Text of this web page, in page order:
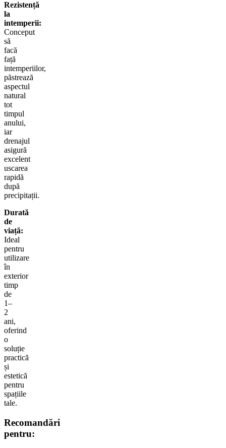
Rezistență
la
intemperii:
Conceput
să
facă
față
intemperiilor,
păstrează
aspectul
natural
tot
timpul
anului,
iar
drenajul
asigură
excelent
uscarea
rapidă
după
precipitații.
Durată
de
viață:
Ideal
pentru
utilizare
în
exterior
timp
de
1–
2
ani,
oferind
o
soluție
practică
și
estetică
pentru
spațiile
tale.
Recomandări
pentru: